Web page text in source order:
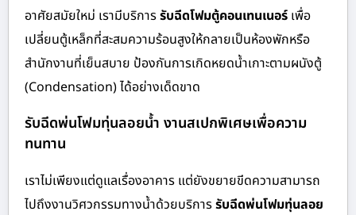
อาศัยสมัยใหม่ เรามีบริการรับฉีดโฟมตู้คอนเทนเนอร์ เพื่อ
เปลี่ยนตู้เหล็กที่สะสมความร้อนสูงให้กลายเป็นห้องพักหรือ
สำนักงานที่เย็นสบาย ป้องกันการเกิดหยดน้ำเกาะตามผนังตู้
(Condensation) ได้อย่างเด็ดขาด
รับฉีดพ่นโฟมทุ่นลอยน้ำ งานสเปกพิเศษเพื่อความ
ทนทาน
เราไม่เพียงแต่ดูแลเรื่องอาคาร แต่ยังขยายขีดความสามารถ
ไปถึงงานวิศวกรรมทางน้ำด้วยบริการรับฉีดพ่นโฟมทุ่นลอย